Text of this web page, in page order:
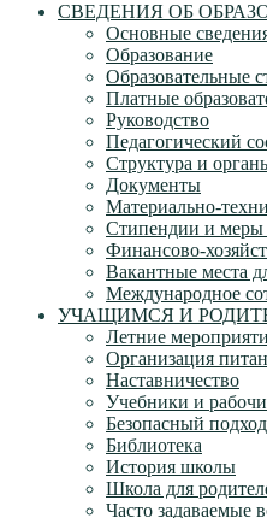
СВЕДЕНИЯ ОБ
Основные
Образование
Образовательные
Платные
Руководство
Педагогический
Структура и
Документы
Материально-
Стипендии и меры
Финансово-
Вакантные места
Международное
УЧАЩИМСЯ И
Летние
Организация
Наставничество
Учебники и
Безопасный
Библиотека
История школы
Школа для
Часто задаваемые